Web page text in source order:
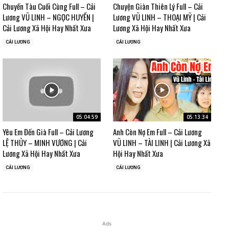
Chuyến Tàu Cuối Cùng Full – Cải
Lương VŨ LINH – NGỌC HUYỀN |
Cải Lương Xã Hội Hay Nhất Xưa
CẢI LƯƠNG
Chuyện Giàn Thiên Lý Full – Cải
Lương VŨ LINH – THOẠI MỸ | Cải
Lương Xã Hội Hay Nhất Xưa
CẢI LƯƠNG
05:04:59
Yêu Em Đến Già Full – Cải Lương
LỆ THỦY – MINH VƯƠNG | Cải
Lương Xã Hội Hay Nhất Xưa
CẢI LƯƠNG
05:13:34
Anh Còn Nợ Em Full – Cải Lương
VŨ LINH – TÀI LINH | Cải Lương Xã
Hội Hay Nhất Xưa
CẢI LƯƠNG
Ads